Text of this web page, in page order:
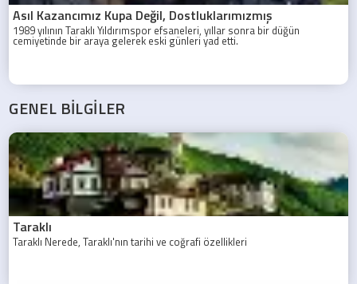
Asıl Kazancımız Kupa Değil, Dostluklarımızmış
1989 yılının Taraklı Yıldırımspor efsaneleri, yıllar sonra bir düğün
cemiyetinde bir araya gelerek eski günleri yad etti.
GENEL BİLGİLER
Taraklı
Taraklı Nerede, Taraklı'nın tarihi ve coğrafi özellikleri